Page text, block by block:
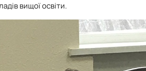
вищої освіти.